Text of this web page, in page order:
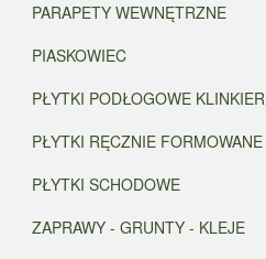
PARAPETY WEWNĘTRZNE
PIASKOWIEC
PŁYTKI PODŁOGOWE KLINKIER
PŁYTKI RĘCZNIE FORMOWANE
PŁYTKI SCHODOWE
ZAPRAWY - GRUNTY - KLEJE